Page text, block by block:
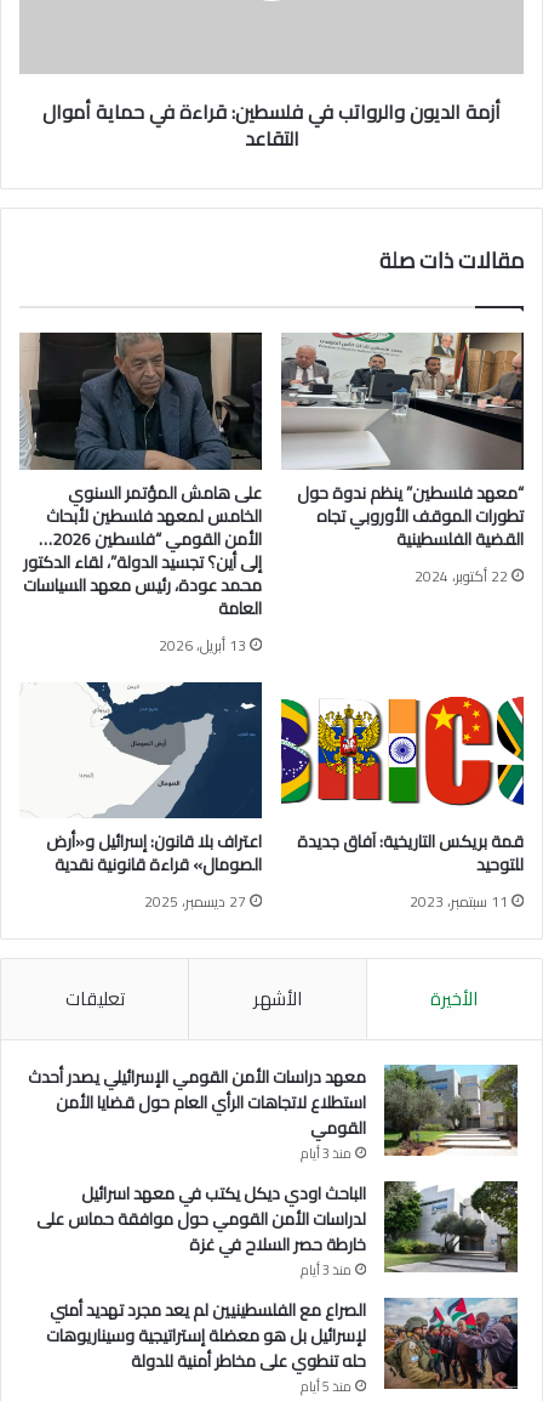
و
ر
ا
ت
ب
ف
ي
ف
ل
س
ي
ن
:
ر
ي
ح
م
ا
ي
ة
أ
م
و
ا
ل
ت
ق
ع
د
أزمة الديون والرواتب في فلسطين: قراءة في حماية أموال
التقاعد
مقالات ذات صلة
“معهد فلسطين” ينظم ندوة حول
تطورات الموقف الأوروبي تجاه
القضية الفلسطينية
22 أكتوبر، 2024
على هامش المؤتمر السنوي
الخامس لمعهد فلسطين لأبحاث
الأمن القومي “فلسطين 2026…
إلى أين؟ تجسيد الدولة”، لقاء الدكتور
محمد عودة، رئيس معهد السياسات
العامة
13 أبريل، 2026
قمة بريكس التاريخية: آفاق جديدة
للتوحيد
11 سبتمبر، 2023
اعتراف بلا قانون: إسرائيل و«أرض
الصومال» قراءة قانونية نقدية
27 ديسمبر، 2025
الأخيرة الأشهر تعليقات
معهد دراسات الأمن القومي الإسرائيلي يصدر أحدث
استطلاع لاتجاهات الرأي العام حول قضايا الأمن
القومي
منذ 3 أيام
الباحث اودي ديكل يكتب في معهد اسرائيل
لدراسات الأمن القومي حول موافقة حماس على
خارطة حصر السلاح في غزة
منذ 3 أيام
الصراع مع الفلسطينيين لم يعد مجرد تهديد أمني
لإسرائيل بل هو معضلة إستراتيجية وسيناريوهات
حله تنطوي على مخاطر أمنية للدولة
منذ 5 أيام